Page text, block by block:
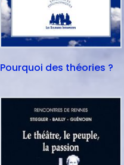
Pourquoi des théories ?